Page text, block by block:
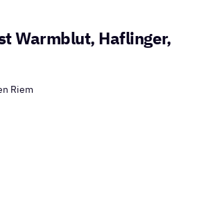
Warmblut, Haflinger,
Riem